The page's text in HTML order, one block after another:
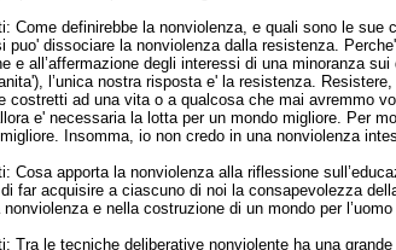
Come definirebbe la nonviolenza, e quali sono le sue
puo' dissociare la nonviolenza dalla resistenza.
e all’affermazione degli interessi di una minoranza
l’unica nostra risposta e' la resistenza.
costretti ad una vita o a qualcosa che mai
e' necessaria la lotta per un mondo migliore. Per
Insomma, io non credo in una nonviolenza
Cosa apporta la nonviolenza alla riflessione
far acquisire a ciascuno di noi la consapevolezza
e nella costruzione di un mondo per
Tra le tecniche deliberative nonviolente ha una